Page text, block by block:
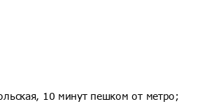
10 минут пешком от метро;